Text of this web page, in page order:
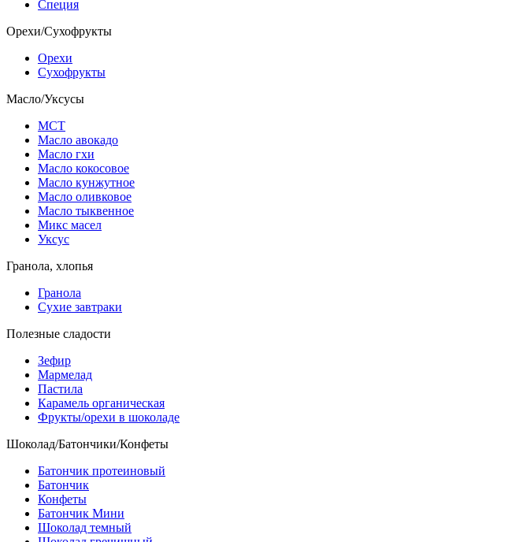
Специя
Орехи/Сухофрукты
Орехи
Сухофрукты
Масло/Уксусы
МСТ
Масло авокадо
Масло гхи
Масло кокосовое
Масло кунжутное
Масло оливковое
Масло тыквенное
Микс масел
Уксус
Гранола, хлопья
Гранола
Сухие завтраки
Полезные сладости
Зефир
Мармелад
Пастила
Карамель органическая
Фрукты/орехи в шоколаде
Шоколад/Батончики/Конфеты
Батончик протеиновый
Батончик
Конфеты
Батончик Мини
Шоколад темный